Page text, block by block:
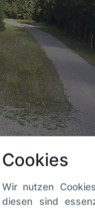
Cookies
Wir nutzen
diesen sind